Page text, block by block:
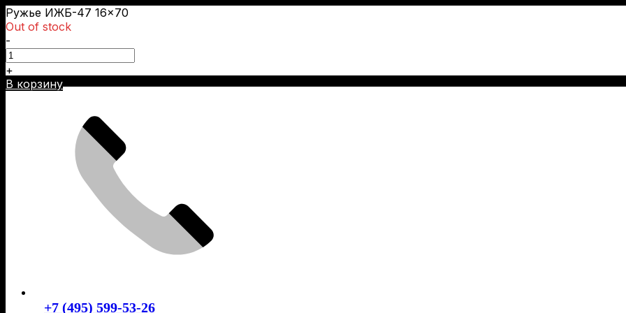
Ружье ИЖБ-47 16×70
Out of stock
-
+
В корзину
Skip
+7 (495) 599-53-26